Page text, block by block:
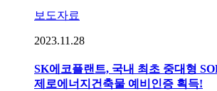
보도자료
2023.11.28
SK에코플랜트, 국내 최초 중대형
제로에너지건축물 예비인증 획득!